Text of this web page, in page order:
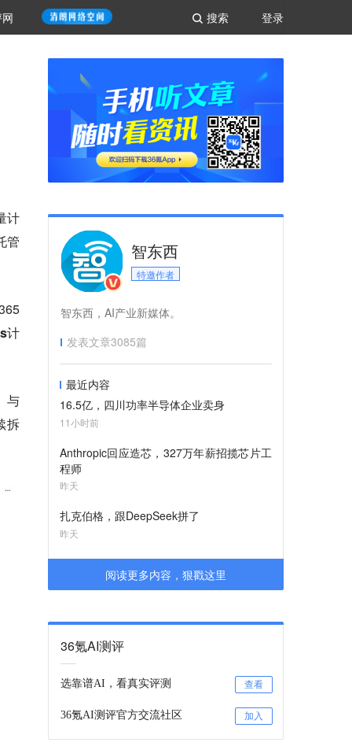
登录
搜索
计
管
计
与
拆
智东西
特邀作者
智东西，AI产业新媒体。
发表文章3085篇
最近内容
16.5亿，四川功率半导体企业卖身
11小时前
Anthropic回应造芯，327万年薪招揽芯片工
程师
昨天
扎克伯格，跟DeepSeek拼了
昨天
阅读更多内容，狠戳这里
36氪AI测评
选靠谱AI，看真实评测 查看
36氪AI测评官方交流社区 加入